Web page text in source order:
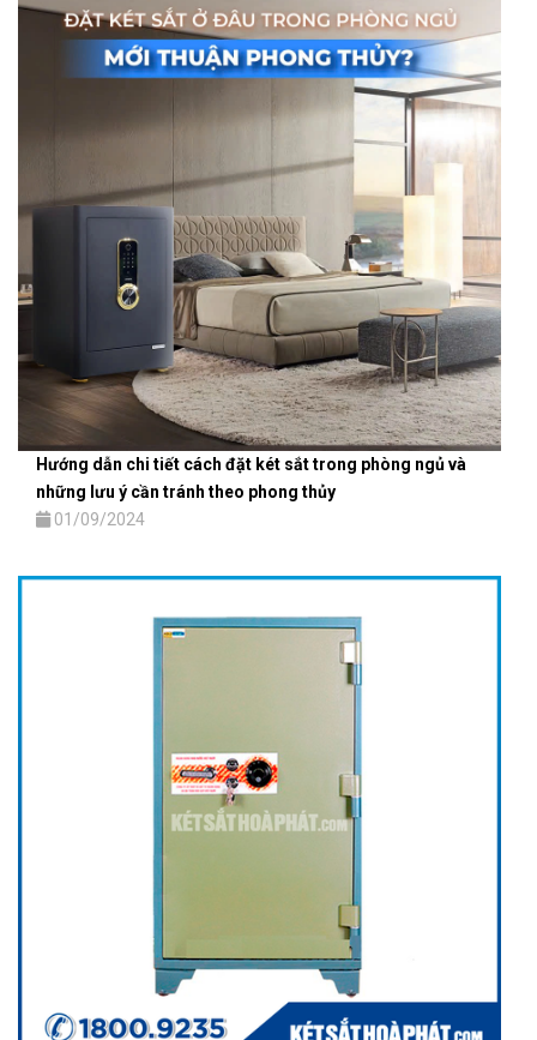
Hướng dẫn chi tiết cách đặt két sắt trong phòng ngủ và
những lưu ý cần tránh theo phong thủy
01/09/2024